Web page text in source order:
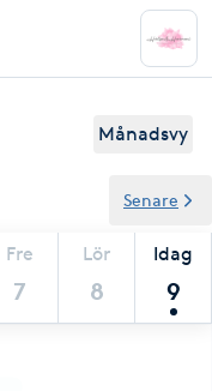
Månadsvy
Fre
7
Lör
8
Idag
9
Senare